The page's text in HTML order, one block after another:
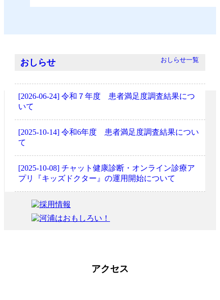
おしらせ おしらせ一覧
[2026-06-24] 令和７年度 患者満足度調査結果につ
いて
[2025-10-14] 令和6年度 患者満足度調査結果につい
て
[2025-10-08] チャット健康診断・オンライン診療ア
プリ『キッズドクター』の運用開始について
アクセス